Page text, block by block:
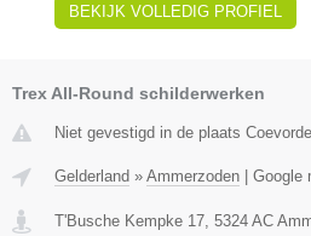
BEKIJK VOLLEDIG PROFIEL
Trex All-Round schilderwerken
Niet gevestigd in de plaats
Gelderland » Ammerzoden Google
T'Busche Kempke 17 5324 AC